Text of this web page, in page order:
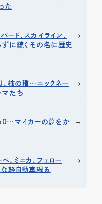
た
ード、スカイライン、
に続くその名に歴史
、柿の種…ニックネー
マたち
マイカーの夢をか
、ミニカ、フェロー
軽自動車現る